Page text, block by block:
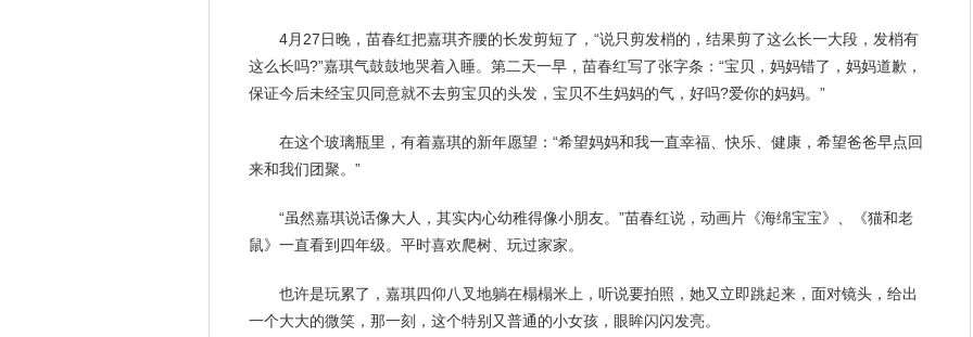
4月27日晚，苗春红把嘉琪齐腰的长发剪短了，“说只剪发梢的，结果剪了这么长一大段，发梢有
这么长吗?”嘉琪气鼓鼓地哭着入睡。第二天一早，苗春红写了张字条：“宝贝，妈妈错了，妈妈道歉，
保证今后未经宝贝同意就不去剪宝贝的头发，宝贝不生妈妈的气，好吗?爱你的妈妈。”
在这个玻璃瓶里，有着嘉琪的新年愿望 ：“希望妈妈和我一直幸福 、快乐 、健康，希望爸爸早点回
来和我们团聚。”
“虽然嘉琪说话像大人，其实内心幼稚得像小朋友。”苗春红说，动画片《海绵宝宝》、《猫和老
鼠》一直看到四年级。平时喜欢爬树、玩过家家。
也许是玩累了，嘉琪四仰八叉地躺在榻榻米上，听说要拍照，她又立即跳起来，面对镜头，给出
一个大大的微笑 ，那一刻，这个特别又普通的小女孩，眼眸闪闪发亮。